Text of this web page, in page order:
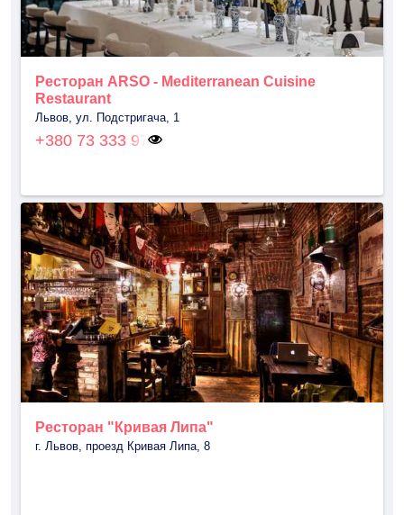
Ресторан ARSO - Mediterranean Cuisine
Restaurant
Львов, ул. Подстригача, 1
+380 73 333 97
Ресторан "Кривая Липа"
г. Львов, проезд Кривая Липа, 8